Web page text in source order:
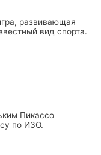
развивающая
вид спорта.
Пикассо
по ИЗО.